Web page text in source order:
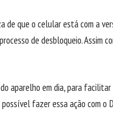
de que o celular está com a
de desbloqueio. Assim
aparelho em dia, para
fazer essa ação com